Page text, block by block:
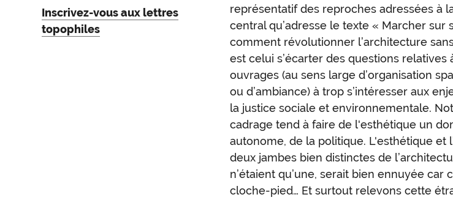
Inscrivez-vous aux lettres
topophiles
représentatif des reproches adressées à
central qu’adresse le texte « Marcher sur
comment révolutionner l’architecture
est celui s’écarter des questions
ouvrages (au sens large d’organisation
ou d’ambiance) à trop s’intéresser aux
la justice sociale et environnementale.
cadrage tend à faire de l'esthétique un
autonome, de la politique. L'esthétique et
deux jambes bien distinctes de
n’étaient qu’une, serait bien ennuyée car
cloche-pied… Et surtout relevons cette